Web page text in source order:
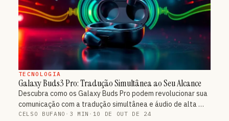
TECNOLOGIA
Galaxy Buds3 Pro: Tradução Simultânea ao Seu Alcance
Descubra como os Galaxy Buds Pro podem revolucionar sua
comunicação com a tradução simultânea e áudio de alta …
CELSO BUFANO · 3 MIN · 10 DE OUT DE 24